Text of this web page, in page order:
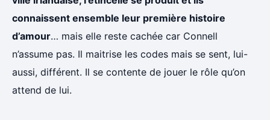
connaissent ensemble leur première histoire
d’amour… mais elle reste cachée car Connell
n’assume pas. Il maitrise les codes mais se sent, lui-
aussi, différent. Il se contente de jouer le rôle qu’on
attend de lui.